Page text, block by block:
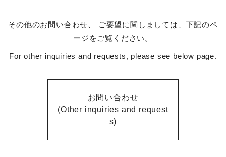
その他のお問い合わせ、 ご要望に関しましては、下記のペ
ージをご覧ください。
For other inquiries and requests, please see below page.
お問い合わせ
(Other inquiries and request
s)